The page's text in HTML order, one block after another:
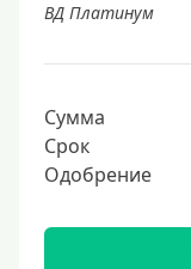
ВД Платинум
Сумма
Срок
Одобрение